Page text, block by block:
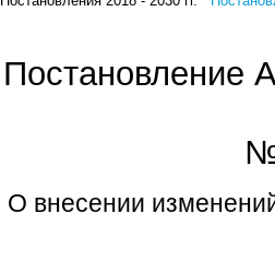
Постановление
О внесении